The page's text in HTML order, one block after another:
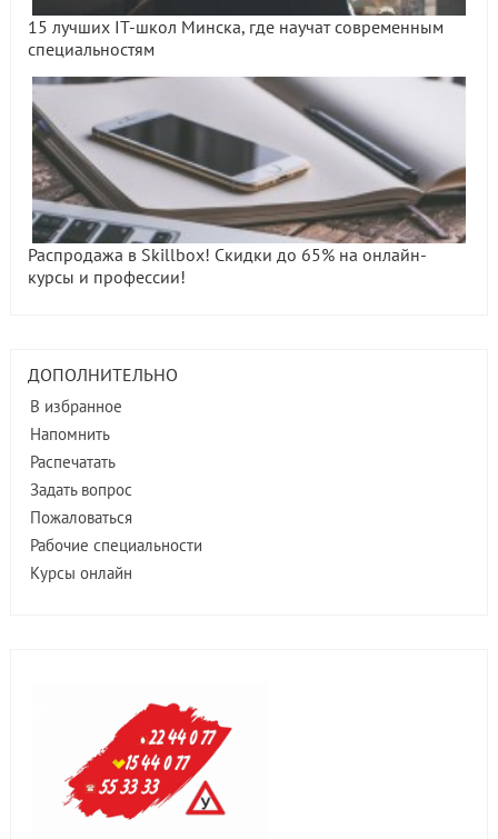
15 лучших IT-школ Минска, где научат современным
специальностям
Распродажа в Skillbox! Скидки до 65% на онлайн-
курсы и профессии!
ДОПОЛНИТЕЛЬНО
В избранное
Напомнить
Распечатать
Задать вопрос
Пожаловаться
Рабочие специальности
Курсы онлайн